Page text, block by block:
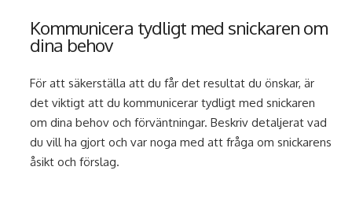
Kommunicera tydligt med snickaren om
dina behov
För att säkerställa att du får det resultat du önskar, är
det viktigt att du kommunicerar tydligt med snickaren
om dina behov och förväntningar. Beskriv detaljerat vad
du vill ha gjort och var noga med att fråga om snickarens
åsikt och förslag.